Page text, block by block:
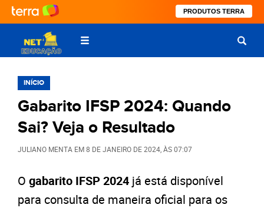
PRODUTOS TERRA
INÍCIO
Gabarito IFSP 2024: Quando
Sai? Veja o Resultado
JULIANO MENTA EM8 DE JANEIRO DE 2024 , ÀS07:07
O gabarito IFSP 2024 já está disponível
para consulta de maneira oficial para os